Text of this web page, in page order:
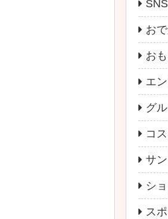
SNS
お
お
エ
グ
コ
サ
シ
ス